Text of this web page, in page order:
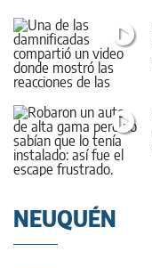
NEUQUÉN